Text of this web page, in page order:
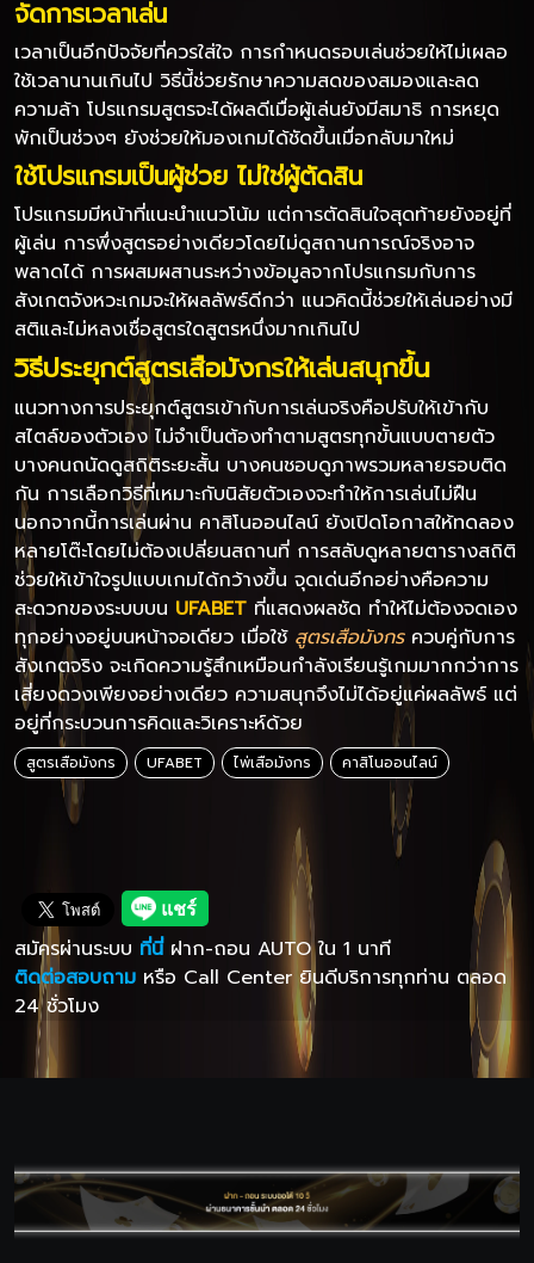
จัดการเวลาเล่น
เวลาเป็นอีกปัจจัยที่ควรใส่ใจ การกำหนดรอบเล่นช่วยให้ไม่เผลอ
ใช้เวลานานเกินไป วิธีนี้ช่วยรักษาความสดของสมองและลด
ความล้า โปรแกรมสูตรจะได้ผลดีเมื่อผู้เล่นยังมีสมาธิ การหยุด
พักเป็นช่วงๆ ยังช่วยให้มองเกมได้ชัดขึ้นเมื่อกลับมาใหม่
ใช้โปรแกรมเป็นผู้ช่วย ไม่ใช่ผู้ตัดสิน
โปรแกรมมีหน้าที่แนะนำแนวโน้ม แต่การตัดสินใจสุดท้ายยังอยู่ที่
ผู้เล่น การพึ่งสูตรอย่างเดียวโดยไม่ดูสถานการณ์จริงอาจ
พลาดได้ การผสมผสานระหว่างข้อมูลจากโปรแกรมกับการ
สังเกตจังหวะเกมจะให้ผลลัพธ์ดีกว่า แนวคิดนี้ช่วยให้เล่นอย่างมี
สติและไม่หลงเชื่อสูตรใดสูตรหนึ่งมากเกินไป
วิธีประยุกต์สูตรเสือมังกรให้เล่นสนุกขึ้น
แนวทางการประยุกต์สูตรเข้ากับการเล่นจริงคือปรับให้เข้ากับ
สไตล์ของตัวเอง ไม่จำเป็นต้องทำตามสูตรทุกขั้นแบบตายตัว
บางคนถนัดดูสถิติระยะสั้น บางคนชอบดูภาพรวมหลายรอบติด
กัน การเลือกวิธีที่เหมาะกับนิสัยตัวเองจะทำให้การเล่นไม่ฝืน
นอกจากนี้การเล่นผ่าน คาสิโนออนไลน์ ยังเปิดโอกาสให้ทดลอง
หลายโต๊ะโดยไม่ต้องเปลี่ยนสถานที่ การสลับดูหลายตารางสถิติ
ช่วยให้เข้าใจรูปแบบเกมได้กว้างขึ้น จุดเด่นอีกอย่างคือความ
สะดวกของระบบบน UFABET ที่แสดงผลชัด ทำให้ไม่ต้องจดเอง
ทุกอย่างอยู่บนหน้าจอเดียว เมื่อใช้ สูตรเสือมังกรควบคู่กับการ
สังเกตจริง จะเกิดความรู้สึกเหมือนกำลังเรียนรู้เกมมากกว่าการ
เสี่ยงดวงเพียงอย่างเดียว ความสนุกจึงไม่ได้อยู่แค่ผลลัพธ์ แต่
อยู่ที่กระบวนการคิดและวิเคราะห์ด้วย
สูตรเสือมังกร UFABET ไพ่เสือมังกร คาสิโนออนไลน์
สมัครผ่านระบบ ที่นี่ ฝาก-ถอน AUTO ใน 1 นาที
ติดต่อสอบถาม หรือ Call Center ยินดีบริการทุกท่าน ตลอด
24 ชั่วโมง